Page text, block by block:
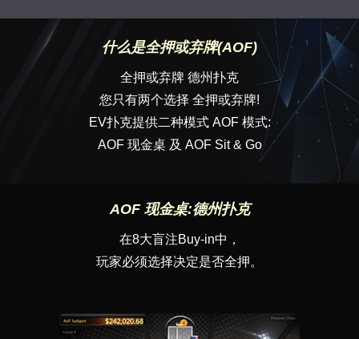
什么是全押或弃牌(AOF)
全押或弃牌 德州扑克
您只有两个选择 全押或弃牌!
EV扑克提供二种模式 AOF 模式:
AOF 现金桌 及 AOF Sit & Go
AOF 现金桌:德州扑克
在8大盲注Buy-in中，
玩家必须选择决定是否全押。